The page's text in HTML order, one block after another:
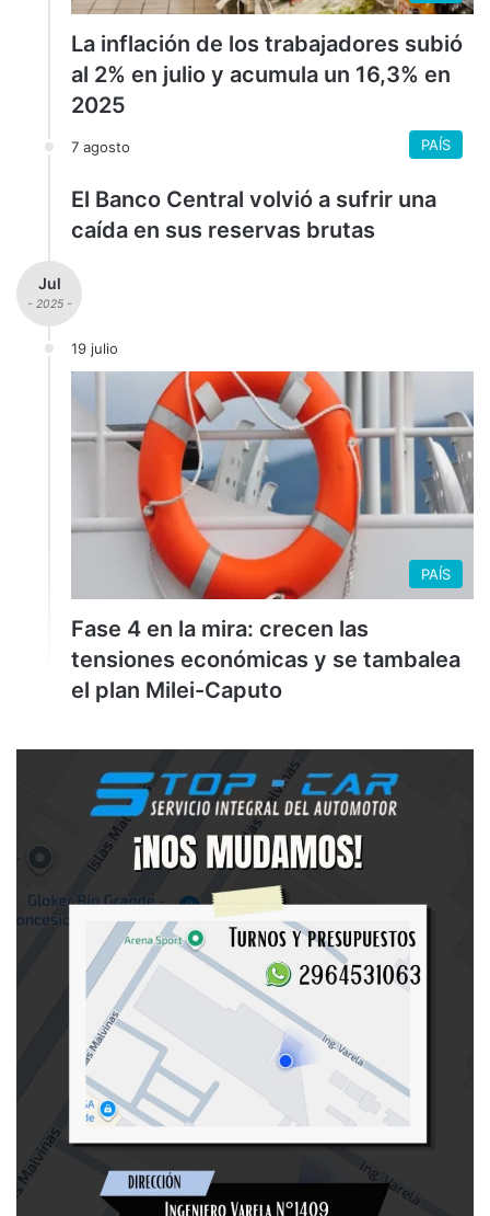
La inflación de los trabajadores subió
al 2% en julio y acumula un 16,3% en
2025
7 agosto PAÍS
El Banco Central volvió a sufrir una
caída en sus reservas brutas
Jul
- 2025 -
19 julio
PAÍS
Fase 4 en la mira: crecen las
tensiones económicas y se tambalea
el plan Milei-Caputo